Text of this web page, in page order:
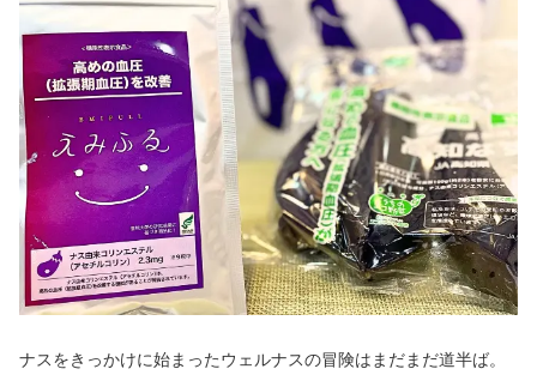
ナスをきっかけに始まったウェルナスの冒険はまだまだ道半ば。